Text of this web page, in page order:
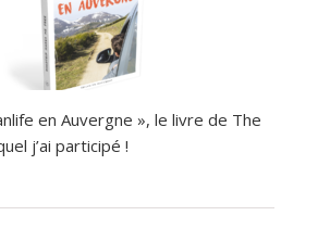
en Auvergne », le livre de The
j’ai participé !